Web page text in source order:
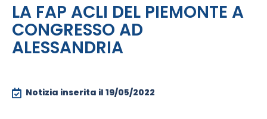
LA FAP ACLI DEL PIEMONTE A
CONGRESSO AD
ALESSANDRIA
Notizia inserita il 19/05/2022